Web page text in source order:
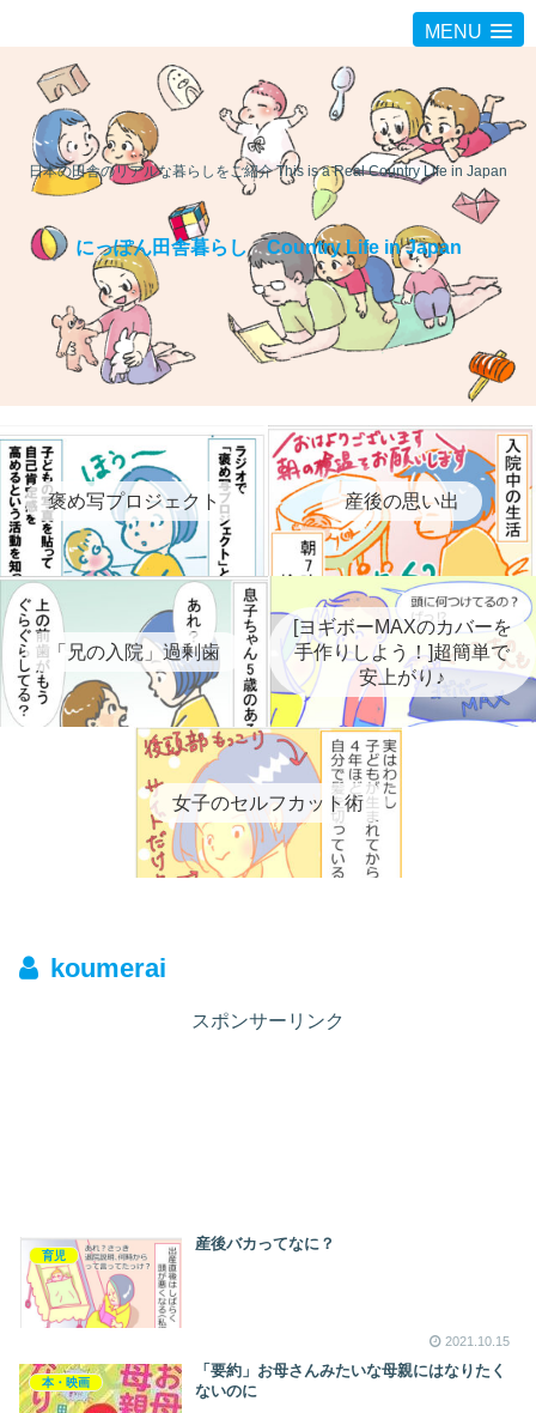
MENU
日本の田舎のリアルな暮らしをご紹介 This is a Real Country Life in Japan
にっぽん田舎暮らし Country Life in Japan
褒め写プロジェクト 産後の思い出
「兄の入院」過剰歯
[ヨギボーMAXのカバーを
手作りしよう！]超簡単で
安上がり♪
女子のセルフカット術
koumerai
スポンサーリンク
育児
産後バカってなに？
2021.10.15
本・映画
「要約」お母さんみたいな母親にはなりたく
ないのに